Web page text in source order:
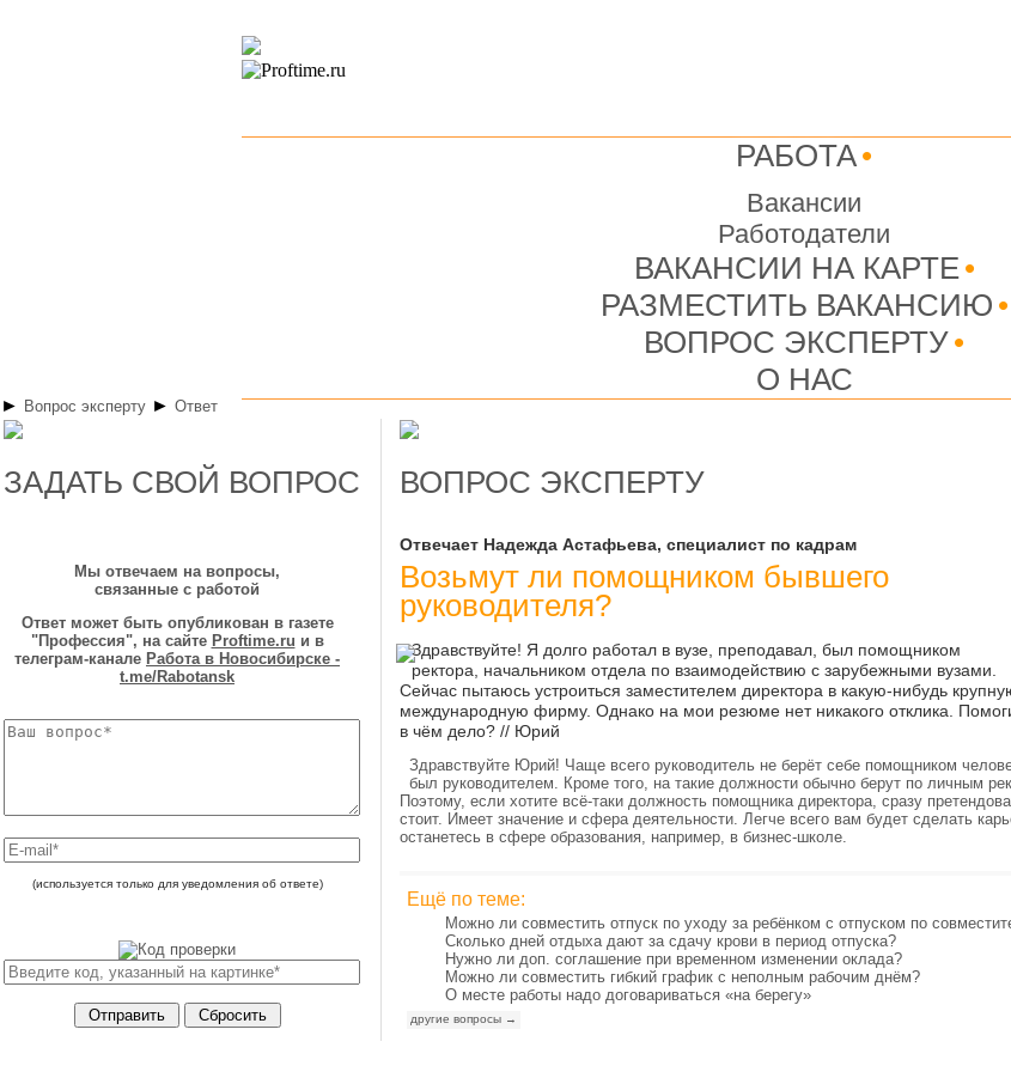
РАБОТА•
Вакансии
Работодатели
ВАКАНСИИ НА КАРТЕ•
РАЗМЕСТИТЬ ВАКАНСИЮ •
ВОПРОС ЭКСПЕРТУ•
О НАС
► Вопрос эксперту ► Ответ
ЗАДАТЬ СВОЙ ВОПРОС
Мы отвечаем на вопросы,
связанные с работой
Ответ может быть опубликован в газете
"Профессия", на сайте Proftime.ru и в
телеграм-канале Работа в Новосибирске -
t.me/Rabotansk
(используется только для уведомления об ответе)
ВОПРОС ЭКСПЕРТУ
Отвечает Надежда Астафьева, специалист по кадрам
Возьмут ли помощником бывшего
руководителя?
Здравствуйте! Я долго работал в вузе, преподавал, был помощником
ректора, начальником отдела по взаимодействию с зарубежными вузами.
Сейчас пытаюсь устроиться заместителем директора в какую-нибудь
международную фирму. Однако на мои резюме нет никакого отклика.
в чём дело? // Юрий
Здравствуйте Юрий! Чаще всего руководитель не берёт себе помощником
был руководителем. Кроме того, на такие должности обычно берут по личным
Поэтому, если хотите всё-таки должность помощника директора, сразу
стоит. Имеет значение и сфера деятельности. Легче всего вам будет сделать
останетесь в сфере образования, например, в бизнес-школе.
Ещё по теме:
Можно ли совместить отпуск по уходу за ребёнком с отпуском по
Сколько дней отдыха дают за сдачу крови в период отпуска?
Нужно ли доп. соглашение при временном изменении оклада?
Можно ли совместить гибкий график с неполным рабочим днём?
О месте работы надо договариваться «на берегу»
другие вопросы →